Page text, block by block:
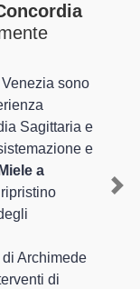
sono
Sagittaria e
e
a
di Archimede
di